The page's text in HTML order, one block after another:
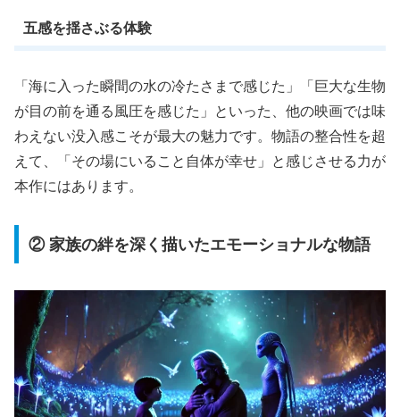
五感を揺さぶる体験
「海に入った瞬間の水の冷たさまで感じた」「巨大な生物
が目の前を通る風圧を感じた」といった、他の映画では味
わえない没入感こそが最大の魅力です。物語の整合性を超
えて、「その場にいること自体が幸せ」と感じさせる力が
本作にはあります。
② 家族の絆を深く描いたエモーショナルな物語